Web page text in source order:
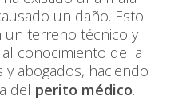
un daño. Esto
un terreno técnico y
conocimiento de la
abogados, haciendo
del perito médico.